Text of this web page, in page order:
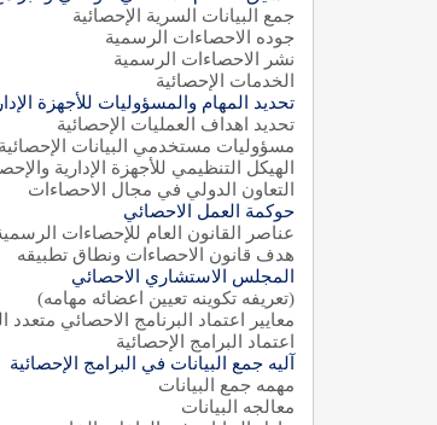
جمع البيانات السرية الإحصائية
جوده الاحصاءات الرسمية
نشر الاحصاءات الرسمية
الخدمات الإحصائية
تحديد المهام والمسؤوليات للأجهزة
تحديد اهداف العمليات الإحصائية
مسؤوليات مستخدمي البيانات
الهيكل التنظيمي للأجهزة الإدارية
التعاون الدولي في مجال الاحصاءات
حوكمة العمل الاحصائي
عناصر القانون العام للإحصاءات
هدف قانون الاحصاءات ونطاق تطبيقه
المجلس الاستشاري الاحصائي
(تعريفه تكوينه تعيين اعضائه مهامه)
معايير اعتماد البرنامج الاحصائي
اعتماد البرامج الإحصائية
آليه جمع البيانات في البرامج الإحصائية
مهمه جمع البيانات
معالجه البيانات